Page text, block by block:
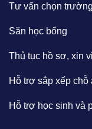
Tư vấn chọn
Săn học bổng
Thủ tục hồ sơ, xin
Hỗ trợ sắp xếp
Hỗ trợ học sinh và